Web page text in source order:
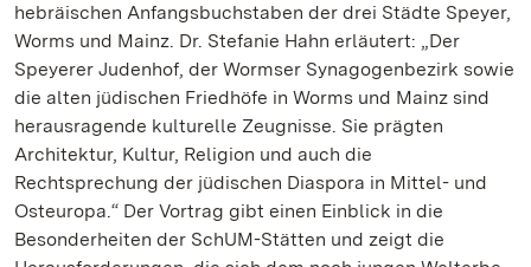
hebräischen Anfangsbuchstaben der drei Städte Speyer,
Worms und Mainz. Dr. Stefanie Hahn erläutert: „Der
Speyerer Judenhof, der Wormser Synagogenbezirk sowie
die alten jüdischen Friedhöfe in Worms und Mainz sind
herausragende kulturelle Zeugnisse. Sie prägten
Architektur, Kultur, Religion und auch die
Rechtsprechung der jüdischen Diaspora in Mittel- und
Osteuropa.“ Der Vortrag gibt einen Einblick in die
Besonderheiten der SchUM-Stätten und zeigt die